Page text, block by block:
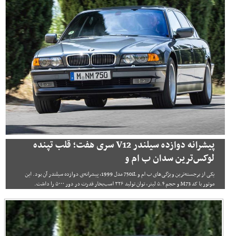
پیشرانه دوازده سیلندر V12 سری هفت؛ قلب تپنده
لوکس‌ترین سدان ب ‌ام ‌و
یکی از برجسته‌ترین ویژگی‌های ب ام و 750iL مدل 1999، پیشرانه‌ی دوازده سیلندر آن بود. این
موتور با کد M73 و حجم ۵.۴ لیتر، توان تولید ۳۲۶ اسب‌بخار قدرت در دور ۵۰۰۰ را داشت.